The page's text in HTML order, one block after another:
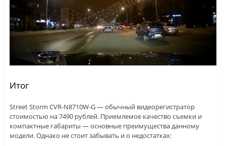
Итог
Street Storm CVR-N8710W-G — обычный видеорегистратор
стоимостью на 7490 рублей. Приемлемое качество съемки и
компактные габариты — основные преимущества данному
модели. Однако не стоит забывать и о недостатках: